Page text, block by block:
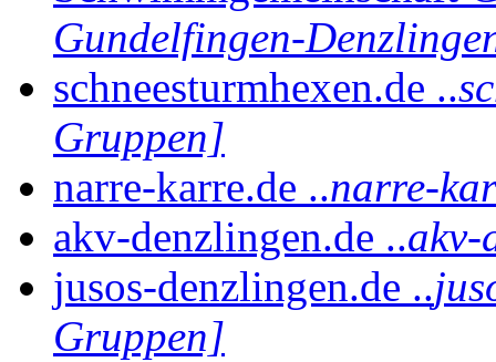
Gundelfingen-
schneesturmhexen.de ..
Gruppen]
narre-karre.de ..narre-
akv-denzlingen.de ..akv-
jusos-denzlingen.de ..
Gruppen]